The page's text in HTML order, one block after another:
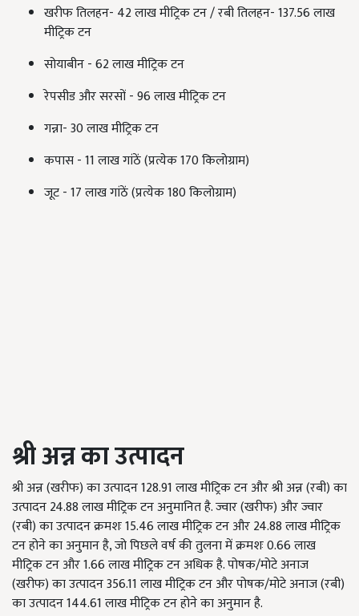
खरीफ तिलहन- 42 लाख मीट्रिक टन / रबी तिलहन- 137.56 लाख
मीट्रिक टन
सोयाबीन - 62 लाख मीट्रिक टन
रेपसीड और सरसों - 96 लाख मीट्रिक टन
गन्ना- 30 लाख मीट्रिक टन
कपास - 11 लाख गांठें (प्रत्येक 170 किलोग्राम)
जूट - 17 लाख गांठें (प्रत्येक 180 किलोग्राम)
श्री अन्नका उत्पादन
श्री अन्न (खरीफ) का उत्पादन 128.91 लाख मीट्रिक टन और श्री अन्न (रबी) का
उत्पादन 24.88 लाख मीट्रिक टन अनुमानित है. ज्वार (खरीफ) और ज्वार
(रबी) का उत्पादन क्रमशः 15.46 लाख मीट्रिक टन और 24.88 लाख मीट्रिक
टन होने का अनुमान है, जो पिछले वर्ष की तुलना में क्रमशः 0.66 लाख
मीट्रिक टन और 1.66 लाख मीट्रिक टन अधिक है. पोषक/मोटे अनाज
(खरीफ) का उत्पादन 356.11 लाख मीट्रिक टन और पोषक/मोटे अनाज (रबी)
का उत्पादन 144.61 लाख मीट्रिक टन होने का अनुमान है.